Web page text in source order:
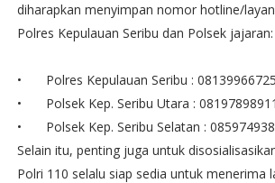
diharapkan menyimpan nomor hotline/
Polres Kepulauan Seribu dan Polsek jajaran:
•
Polres Kepulauan Seribu :
•
Polsek Kep. Seribu Utara : 08197898911
•
Polsek Kep. Seribu Selatan :
Selain itu, penting juga untuk
Polri 110 selalu siap sedia untuk menerima